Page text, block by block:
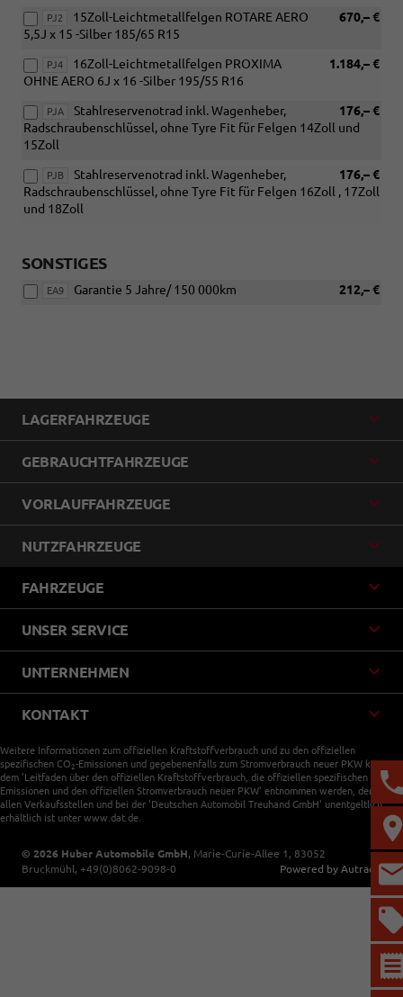
PJ2 670,– €
15Zoll-Leichtmetallfelgen ROTARE AERO
5,5J x 15 -Silber 185/65 R15
PJ4 1.184,– €
16Zoll-Leichtmetallfelgen PROXIMA
OHNE AERO 6J x 16 -Silber 195/55 R16
PJA 176,– €
Stahlreservenotrad inkl. Wagenheber,
Radschraubenschlüssel, ohne Tyre Fit für Felgen 14Zoll und
15Zoll
PJB 176,– €
Stahlreservenotrad inkl. Wagenheber,
Radschraubenschlüssel, ohne Tyre Fit für Felgen 16Zoll , 17Zoll
und 18Zoll
SONSTIGES
EA9 212,– €
Garantie 5 Jahre/ 150 000km
LAGERFAHRZEUGE
GEBRAUCHTFAHRZEUGE
VORLAUFFAHRZEUGE
NUTZFAHRZEUGE
FAHRZEUGE
UNSER SERVICE
UNTERNEHMEN
KONTAKT
Weitere Informationen zum offiziellen Kraftstoffverbrauch und zu den offiziellen
spezifischen CO 2-Emissionen und gegebenenfalls zum Stromverbrauch neuer PKW können
dem 'Leitfaden über den offiziellen Kraftstoffverbrauch, die offiziellen spezifischen CO 2
Emissionen und den offiziellen Stromverbrauch neuer PKW' entnommen werden, der an
allen Verkaufsstellen und bei der 'Deutschen Automobil Treuhand GmbH' unentgeltlich
erhältlich ist unter www.dat.de.
© 2026 Huber Automobile GmbH, Marie-Curie-Allee 1 , 83052
Bruckmühl, +49(0)8062-9098-0 Powered by Autrado